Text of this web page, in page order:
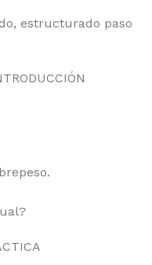
estructurado paso